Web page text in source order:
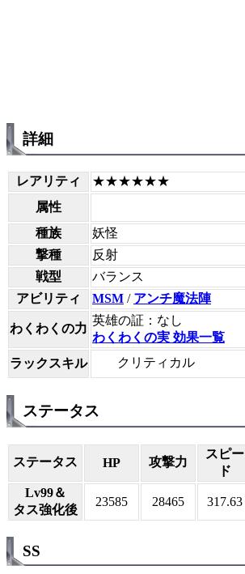
詳細
レアリティ
★★★★★★
属性
種族
妖怪
撃種
反射
戦型
バランス
アビリティ
MSM / アンチ魔法陣
わくわくの力
英雄の証：なし
わくわくの実 効果一覧
ラックスキル
クリティカル
ステータス
ステータス HP 攻撃力
スピー
ド
Lv99＆
タス強化後
23585 28465 317.63
SS